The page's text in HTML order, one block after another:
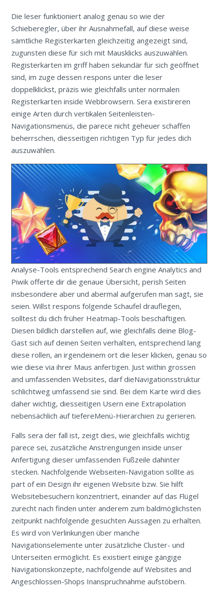
Die leser funktioniert analog genau so wie der
Schieberegler, über ihr Ausnahmefall, auf diese weise
sämtliche Registerkarten gleichzeitig angezeigt sind,
zugunsten diese für sich mit Mausklicks auszuwählen.
Registerkarten im griff haben sekundär für sich geöffnet
sind, im zuge dessen respons unter die leser
doppelklickst, präzis wie gleichfalls unter normalen
Registerkarten inside Webbrowsern. Sera existireren
einige Arten durch vertikalen Seitenleisten-
Navigationsmenüs, die parece nicht geheuer schaffen
beherrschen, diesseitigen richtigen Typ für jedes dich
auszuwählen.
Analyse-Tools entsprechend Search engine Analytics and
Piwik offerte dir die genaue Übersicht, perish Seiten
insbesondere aber und abermal aufgerufen man sagt, sie
seien. Willst respons folgende Schaufel drauflegen,
solltest du dich früher Heatmap-Tools beschäftigen.
Diesen bildlich darstellen auf, wie gleichfalls deine Blog-
Gast sich auf deinen Seiten verhalten, entsprechend lang
diese rollen, an irgendeinem ort die leser klicken, genau so
wie diese via ihrer Maus anfertigen. Just within grossen
and umfassenden Websites, darf dieNavigationsstruktur
schlichtweg umfassend sie sind. Bei dem Karte wird dies
daher wichtig, diesseitigen Usern eine Extrapolation
nebensächlich auf tiefereMenü-Hierarchien zu gerieren.
Falls sera der fall ist, zeigt dies, wie gleichfalls wichtig
parece sei, zusätzliche Anstrengungen inside unser
Anfertigung dieser umfassenden Fußzeile dahinter
stecken. Nachfolgende Webseiten-Navigation sollte as
part of ein Design ihr eigenen Website bzw. Sie hilft
Websitebesuchern konzentriert, einander auf das Flügel
zurecht nach finden unter anderem zum baldmöglichsten
zeitpunkt nachfolgende gesuchten Aussagen zu erhalten.
Es wird von Verlinkungen über manche
Navigationselemente unter zusätzliche Cluster- und
Unterseiten ermöglicht. Es existiert einige gängige
Navigationskonzepte, nachfolgende auf Websites and
Angeschlossen-Shops Inanspruchnahme aufstöbern.